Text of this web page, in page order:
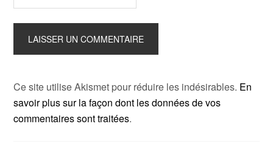
Ce site utilise Akismet pour réduire les indésirables. En
savoir plus sur la façon dont les données de vos
commentaires sont traitées.